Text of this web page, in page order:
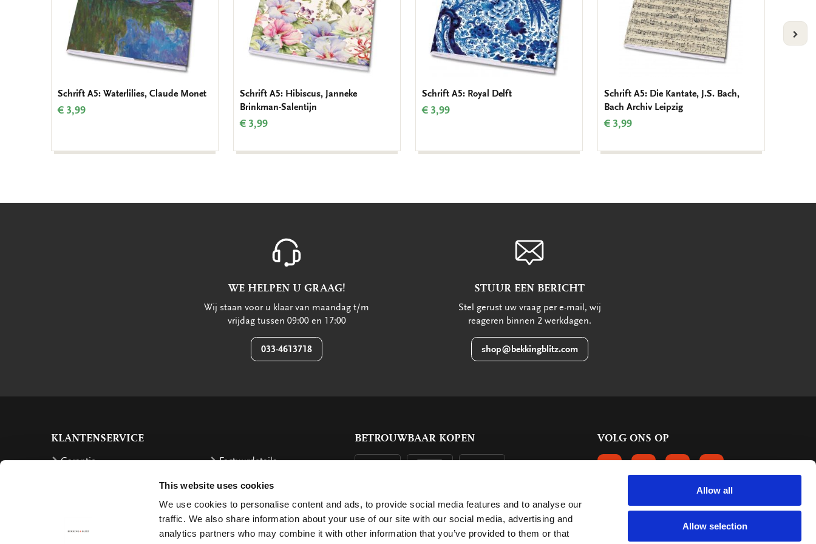
This website uses cookies
We use cookies to personalise content and ads, to provide social media features and to analyse our
traffic. We also share information about your use of our site with our social media, advertising and
analytics partners who may combine it with other information that you’ve provided to them or that
Allow all
Allow selection
Schrift A5: Waterlilies, Claude Monet
€ 3,99
Schrift A5: Hibiscus, Janneke
Brinkman-Salentijn
€ 3,99
Schrift A5: Royal Delft
€ 3,99
Schrift A5: Die Kantate, J.S. Bach,
Bach Archiv Leipzig
€ 3,99
WE HELPEN U GRAAG!
Wij staan voor u klaar van maandag t/m
vrijdag tussen 09:00 en 17:00
033-4613718
STUUR EEN BERICHT
Stel gerust uw vraag per e-mail, wij
reageren binnen 2 werkdagen.
shop@bekkingblitz.com
KLANTENSERVICE
Garantie
Factuurdetails
Terugbetaling
Klachten
Annuleren
Contact
BETROUWBAAR KOPEN VOLG ONS OP
VOLGS ONS OP FACEBOOK
VOLG ONS OP INSTAGRAM
VOLG ONS OP LINKEDIN
VOLG ONS OP
KLANTBEOORDELINGEN